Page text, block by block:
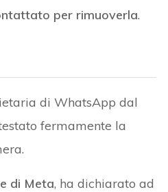
per rimuoverla.
di WhatsApp dal
fermamente la
di Meta, ha dichiarato ad